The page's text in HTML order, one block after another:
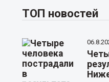
ТОП новостей